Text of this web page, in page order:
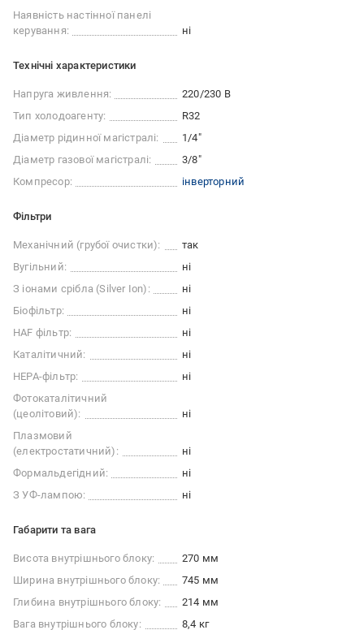
Наявність настінної панелі
керування:
ні
Технічні характеристики
Напруга живлення:
220/230 В
Тип холодоагенту:
R32
Діаметр рідинної магістралі:
1/4"
Діаметр газової магістралі:
3/8"
Компресор:
інверторний
Фільтри
Механічний (грубої очистки):
так
Вугільний:
ні
З іонами срібла (Silver Ion):
ні
Біофільтр:
ні
HAF фільтр:
ні
Каталітичний:
ні
НЕРА-фільтр:
ні
Фотокаталітичний
(цеолітовий):
ні
Плазмовий
(електростатичний):
ні
Формальдегідний:
ні
З УФ-лампою:
ні
Габарити та вага
Висота внутрішнього блоку:
270 мм
Ширина внутрішнього блоку:
745 мм
Глибина внутрішнього блоку:
214 мм
Вага внутрішнього блоку:
8,4 кг